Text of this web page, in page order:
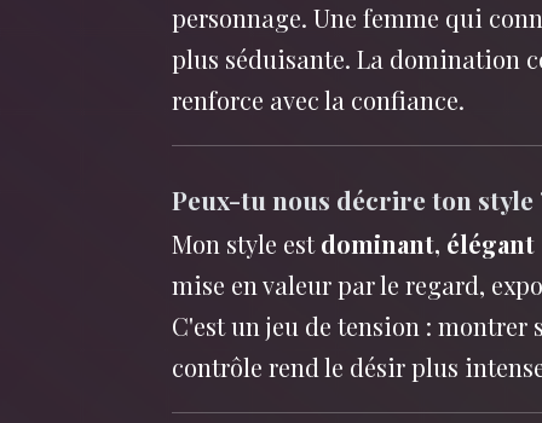
personnage. Une femme qui
plus séduisante. La domination
renforce avec la confiance.
Peux-tu nous décrire ton style
Mon style estdominant,
mise en valeur par le regard,
C'est un jeu de tension : montrer
contrôle rend le désir plus